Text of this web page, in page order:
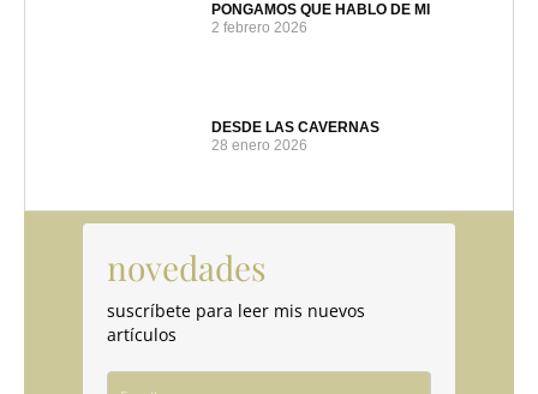
PONGAMOS QUE HABLO DE MI
2 febrero 2026
DESDE LAS CAVERNAS
28 enero 2026
novedades
suscríbete para leer mis nuevos
artículos